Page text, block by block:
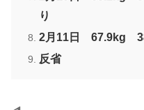
り
2月11日 67.9kg
反省